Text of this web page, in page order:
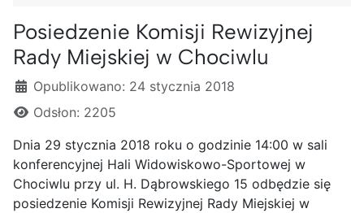
Posiedzenie Komisji Rewizyjnej
Rady Miejskiej w Chociwlu
Szczegóły
Opublikowano: 24 stycznia 2018
Odsłon: 2205
Dnia 29 stycznia 2018 roku o godzinie 14:00 w sali
konferencyjnej Hali Widowiskowo-Sportowej w
Chociwlu przy ul. H. Dąbrowskiego 15 odbędzie się
posiedzenie Komisji Rewizyjnej Rady Miejskiej w